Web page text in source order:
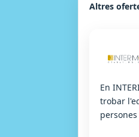
Altres
En
trobar